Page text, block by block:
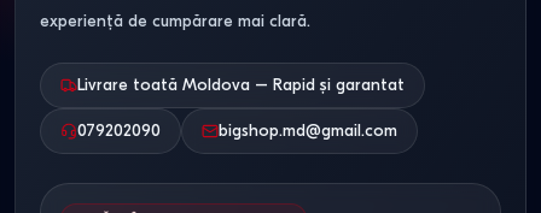
experiență de cumpărare mai clară.
Livrare toată Moldova – Rapid și garantat
079202090 bigshop.md@gmail.com